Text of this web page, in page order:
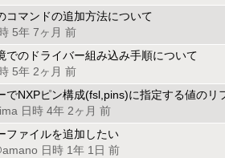
コマンドの追加方法について
5年 7ヶ月 前
でのドライバー組み込み手順について
5年 2ヶ月 前
でNXPピン構成(fsl,pins)に指定する値のリ
日時 4年 2ヶ月 前
ファイルを追加したい
日時 1年 1日 前